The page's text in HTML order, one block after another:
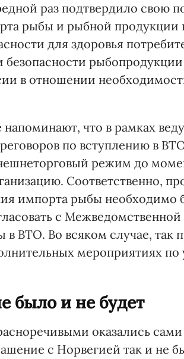
раз подтвердило свою
рыбы и рыбной продукции
для здоровья
безопасности
в отношении
что в рамках
по вступлению в
режим до
Соответственно,
импорта рыбы необходимо
с
в ВТО. Во всяком случае, так
мероприятиях по
было и не будет
оказались
с Норвегией так и не